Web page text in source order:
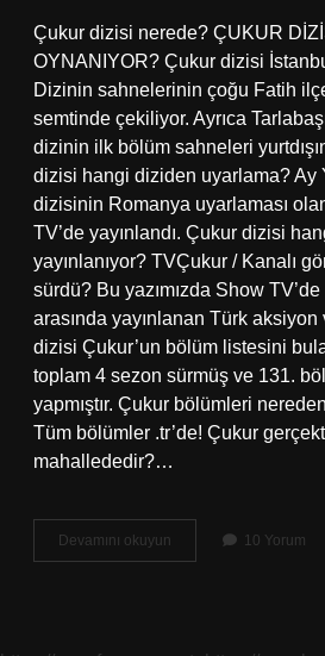
Çukur dizisi nerede? ÇUKUR
OYNANIYOR? Çukur dizisi
Dizinin sahnelerinin çoğu Fatih
semtinde çekiliyor. Ayrıca
dizinin ilk bölüm sahneleri
dizisi hangi diziden uyarlama? Ay
dizisinin Romanya uyarlaması
TV’de yayınlandı. Çukur dizisi
yayınlanıyor? TVÇukur / Kanalı
sürdü? Bu yazımızda Show TV’de
arasında yayınlanan Türk
dizisi Çukur’un bölüm listesini
toplam 4 sezon sürmüş ve 131.
yapmıştır. Çukur bölümleri
Tüm bölümler .tr’de! Çukur
mahallededir?…
Devamını okuyun
Hangi
10 Yorum